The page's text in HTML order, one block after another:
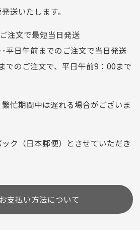
預金
会社一条
合がございます。
送いたします。
注文で最短当日発送
平日午前までのご注文で当日発送
でのご注文で、平日午前9：00まで
忙期間中は遅れる場合がございま
ク（日本郵便）とさせていただき
支払い方法について